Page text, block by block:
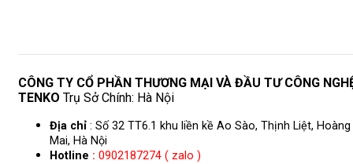
CÔNG TY CỔ PHẦN THƯƠNG MẠI VÀ ĐẦU TƯ CÔNG
TENKO Trụ Sở Chính: Hà Nội
Địa chỉ : Số 32 TT6.1 khu liền kề Ao Sào, Thịnh Liệt, Hoàng
Mai, Hà Nội
Hotline : 0902187274 ( zalo )